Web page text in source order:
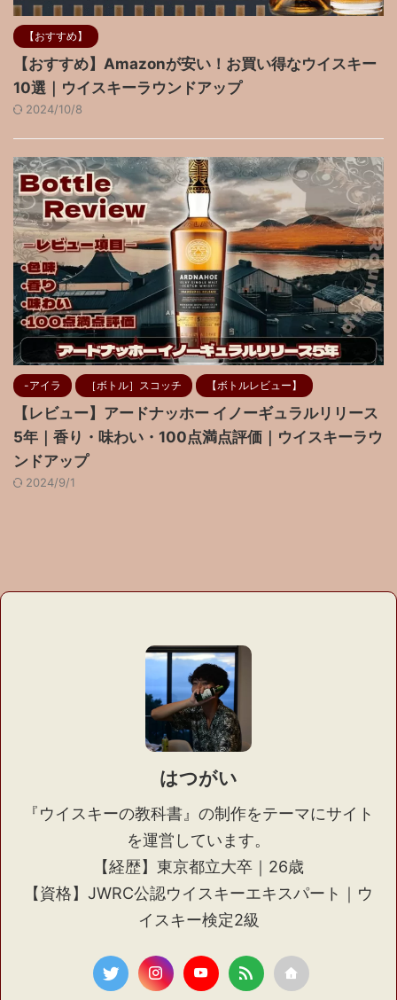
【おすすめ】
【おすすめ】Amazonが安い！お買い得なウイスキー
10選｜ウイスキーラウンドアップ
2024/10/8
-アイラ ［ボトル］スコッチ 【ボトルレビュー】
【レビュー】アードナッホー イノーギュラルリリース
5年｜香り・味わい・100点満点評価｜ウイスキーラウ
ンドアップ
2024/9/1
はつがい
『ウイスキーの教科書』の制作をテーマにサイト
を運営しています。
【経歴】東京都立大卒｜26歳
【資格】JWRC公認ウイスキーエキスパート｜ウ
イスキー検定2級